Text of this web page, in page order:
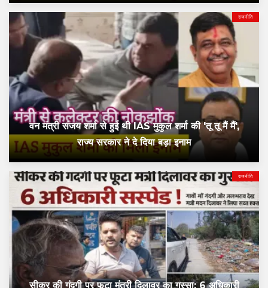
राजनीति
वन मंत्री संजय शर्मा से हुई थी IAS मुकुल शर्मा की 'तू तू मैं मैं',
राज्य सरकार ने दे दिया बड़ा इनाम
राजनीति
सीकर की गंदगी पर फूटा मंत्री दिलावर का गुस्सा: 6 अधिकारी